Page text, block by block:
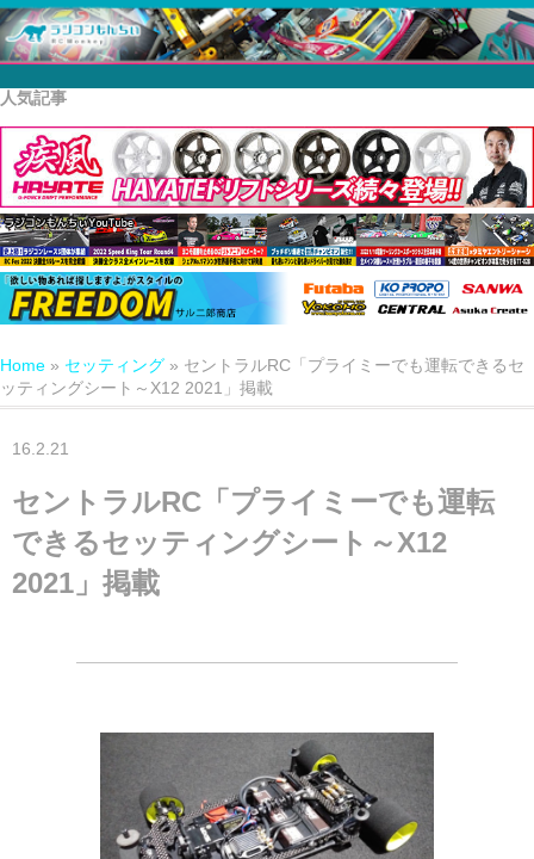
人気記事
Home » セッティング » セントラルRC「プライミーでも運転できるセ
ッティングシート～X12 2021」掲載
16.2.21
セントラルRC「プライミーでも運転
できるセッティングシート～X12
2021」掲載